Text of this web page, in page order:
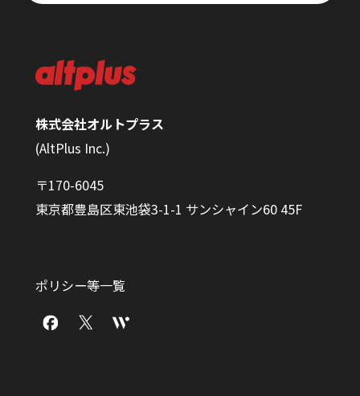
株式会社オルトプラス
(AltPlus Inc.)
〒170-6045
東京都豊島区東池袋3-1-1 サンシャイン60 45F
ポリシー等一覧